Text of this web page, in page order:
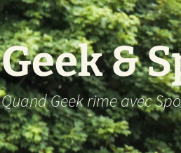
Geek &
Quand Geek rime avec